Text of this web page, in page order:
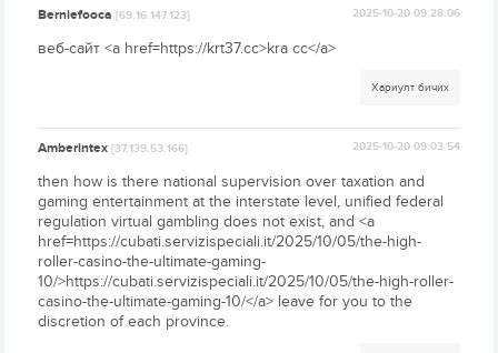
Berniefooca[69.16.147.123] 2025-10-20 09:28:06
веб-сайт <a href=https://krt37.cc>kra cc</a>
Хариулт бичих
Amberintex[37.139.53.166] 2025-10-20 09:03:54
then how is there national supervision over taxation and
gaming entertainment at the interstate level, unified federal
regulation virtual gambling does not exist, and <a
href=https://cubati.servizispeciali.it/2025/10/05/the-high-
roller-casino-the-ultimate-gaming-
10/>https://cubati.servizispeciali.it/2025/10/05/the-high-roller-
casino-the-ultimate-gaming-10/</a> leave for you to the
discretion of each province.